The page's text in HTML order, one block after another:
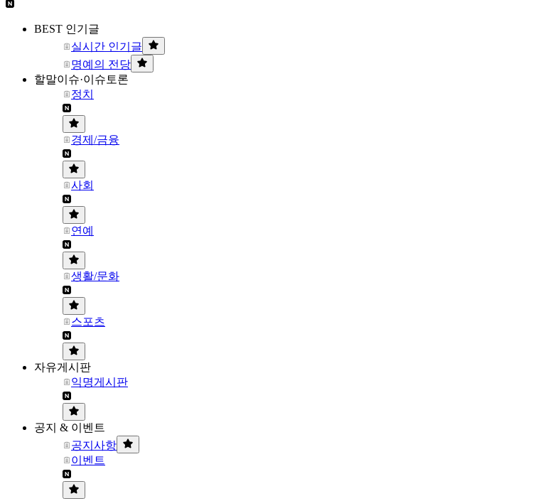
BEST 인기글
실시간 인기글
명예의 전당
할말이슈·이슈토론
정치
경제/금융
사회
연예
생활/문화
스포츠
자유게시판
익명게시판
공지 & 이벤트
공지사항
이벤트